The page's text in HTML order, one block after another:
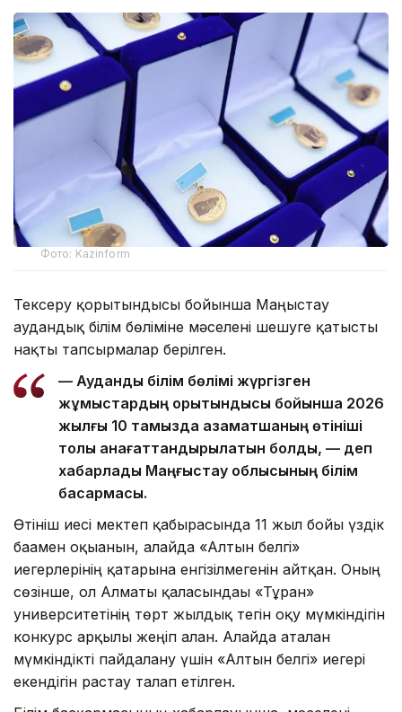
Фото: Kazinform
Тексеру қорытындысы бойынша Маңғыстау
аудандық білім бөліміне мәселені шешуге қатысты
нақты тапсырмалар берілген.
— Аудандық білім бөлімі жүргізген
жұмыстардың қорытындысы бойынша 2026
жылғы 10 тамызда азаматшаның өтініші
толық қанағаттандырылатын болды, — деп
хабарлады Маңғыстау облысының білім
басқармасы.
Өтініш иесі мектеп қабырғасында 11 жыл бойы үздік
бағамен оқығанын, алайда «Алтын белгі»
иегерлерінің қатарына енгізілмегенін айтқан. Оның
сөзінше, ол Алматы қаласындағы «Тұран»
университетінің төрт жылдық тегін оқу мүмкіндігін
конкурс арқылы жеңіп алған. Алайда аталған
мүмкіндікті пайдалану үшін «Алтын белгі» иегері
екендігін растау талап етілген.